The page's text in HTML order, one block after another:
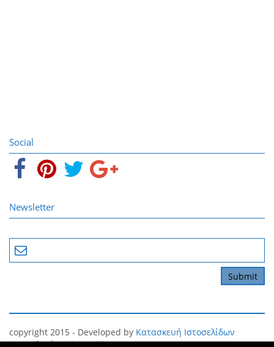
Social
Newsletter
copyright 2015 - Developed by Κατασκευή Ιστοσελίδων
Θεσσαλονίκη The Webians